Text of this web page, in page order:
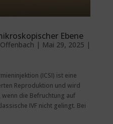
Ebene
| Mai 29, 2025 |
(ICSI) ist eine
Reproduktion und wird
die Befruchtung auf
IVF nicht gelingt. Bei